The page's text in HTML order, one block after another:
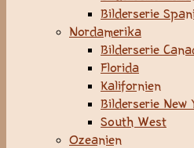
Bilderserie
Nordamerika
Bilderserie
Florida
Kalifornien
Bilderserie New
South West
Ozeanien